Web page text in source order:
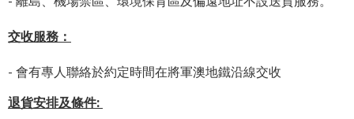
交收服務：
- 會有專人聯絡於約定時間在將軍澳地鐵沿線交收
退貨安排及條件: